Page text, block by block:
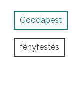
Goodapest
fényfestés